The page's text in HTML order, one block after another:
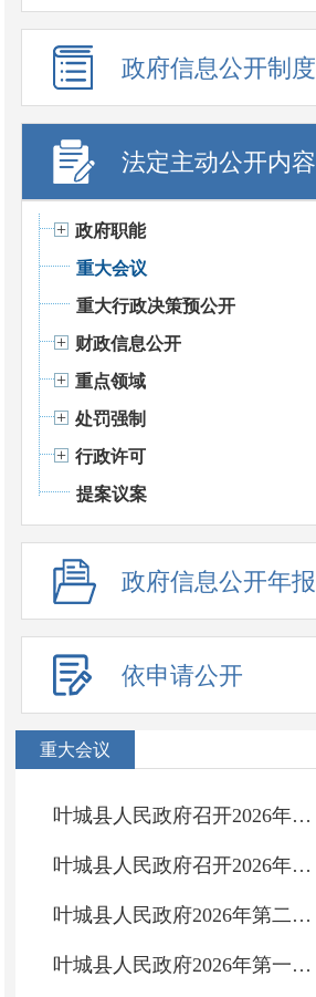
政府信息公开制度
法定主动公开内容
政府职能
重大会议
重大行政决策预公开
财政信息公开
重点领域
处罚强制
行政许可
提案议案
政府信息公开年报
依申请公开
重大会议
叶城县人民政府召开2026年第四次常务会议
叶城县人民政府召开2026年第三次常务会议
叶城县人民政府2026年第二次常务会议
叶城县人民政府2026年第一次常务会议